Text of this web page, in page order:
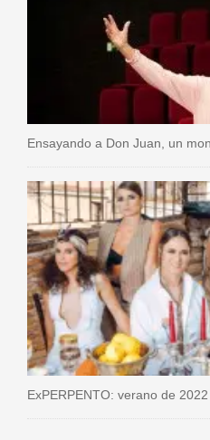
Ensayando a Don Juan, un
ExPERPENTO: verano de 2022